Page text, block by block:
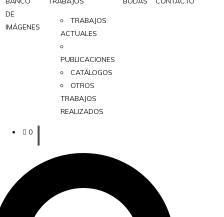
DE
IMÁGENES
TRABAJOS
ACTUALES
PUBLICACIONES
CATÁLOGOS
OTROS
TRABAJOS
REALIZADOS
0